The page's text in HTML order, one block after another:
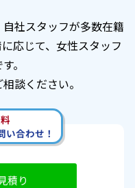
社スタッフが多数在籍
応じて、女性スタッフ
。
談ください。
い合わせ！
積り